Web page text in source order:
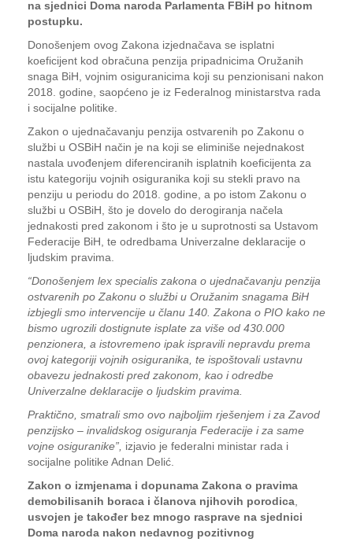
na sjednici Doma naroda Parlamenta FBiH po hitnom
postupku.
Donošenjem ovog Zakona izjednačava se isplatni
koeficijent kod obračuna penzija pripadnicima Oružanih
snaga BiH, vojnim osiguranicima koji su penzionisani nakon
2018. godine, saopćeno je iz Federalnog ministarstva rada
i socijalne politike.
Zakon o ujednačavanju penzija ostvarenih po Zakonu o
službi u OSBiH način je na koji se eliminiše nejednakost
nastala uvođenjem diferenciranih isplatnih koeficijenta za
istu kategoriju vojnih osiguranika koji su stekli pravo na
penziju u periodu do 2018. godine, a po istom Zakonu o
službi u OSBiH, što je dovelo do derogiranja načela
jednakosti pred zakonom i što je u suprotnosti sa Ustavom
Federacije BiH, te odredbama Univerzalne deklaracije o
ljudskim pravima.
“Donošenjem lex specialis zakona o ujednačavanju penzija
ostvarenih po Zakonu o službi u Oružanim snagama BiH
izbjegli smo intervencije u članu 140. Zakona o PIO kako ne
bismo ugrozili dostignute isplate za više od 430.000
penzionera, a istovremeno ipak ispravili nepravdu prema
ovoj kategoriji vojnih osiguranika, te ispoštovali ustavnu
obavezu jednakosti pred zakonom, kao i odredbe
Univerzalne deklaracije o ljudskim pravima.
Praktično, smatrali smo ovo najboljim rješenjem i za Zavod
penzijsko – invalidskog osiguranja Federacije i za same
vojne osiguranike”, izjavio je federalni ministar rada i
socijalne politike Adnan Delić.
Zakon o izmjenama i dopunama Zakona o pravima
demobilisanih boraca i članova njihovih porodica
usvojen je također bez mnogo rasprave na sjednici
Doma naroda nakon nedavnog pozitivnog